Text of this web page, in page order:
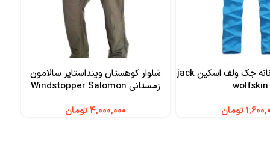
شلوار ترکینگ زنانه جک ولف اسکین jack
wolfskin
تومان
شلوار کوهستان وینداستاپر سالامون
زمستانی Windstopper Salomon
تومان